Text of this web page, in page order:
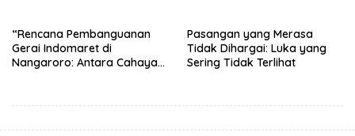
“Rencana Pembanguanan
Gerai Indomaret di
Nangaroro: Antara Cahaya
Pasangan yang Merasa
Tidak Dihargai: Luka yang
Sering Tidak Terlihat